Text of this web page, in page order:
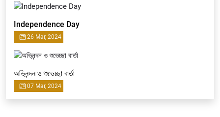
Independence Day
26 Mar, 2024
অভিনন্দন ও শুভেচ্ছা বার্তা
07 Mar, 2024